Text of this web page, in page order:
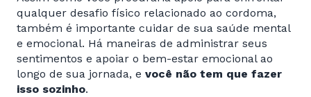
qualquer desafio físico relacionado ao cordoma,
também é importante cuidar de sua saúde mental
e emocional. Há maneiras de administrar seus
sentimentos e apoiar o bem-estar emocional ao
longo de sua jornada, e você não tem que fazer
isso sozinho.